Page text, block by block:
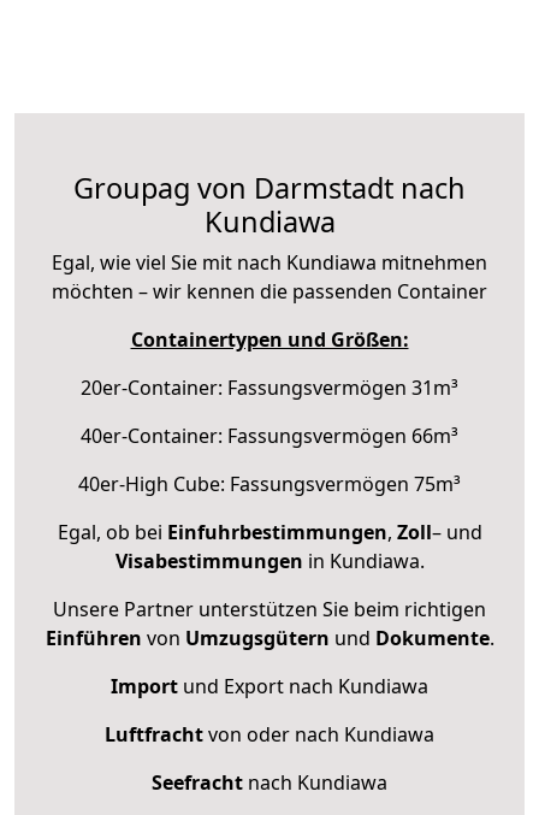
Groupag von Darmstadt nach
Kundiawa
Egal, wie viel Sie mit nach Kundiawa mitnehmen
möchten – wir kennen die passenden Container
Containertypen und Größen:
20er-Container: Fassungsvermögen 31m³
40er-Container: Fassungsvermögen 66m³
40er-High Cube: Fassungsvermögen 75m³
Egal, ob bei Einfuhrbestimmungen, Zoll– und
Visabestimmungen in Kundiawa.
Unsere Partner unterstützen Sie beim richtigen
Einführen von Umzugsgütern und Dokumente.
Import und Export nach Kundiawa
Luftfrachtvon oder nach Kundiawa
Seefracht nach Kundiawa